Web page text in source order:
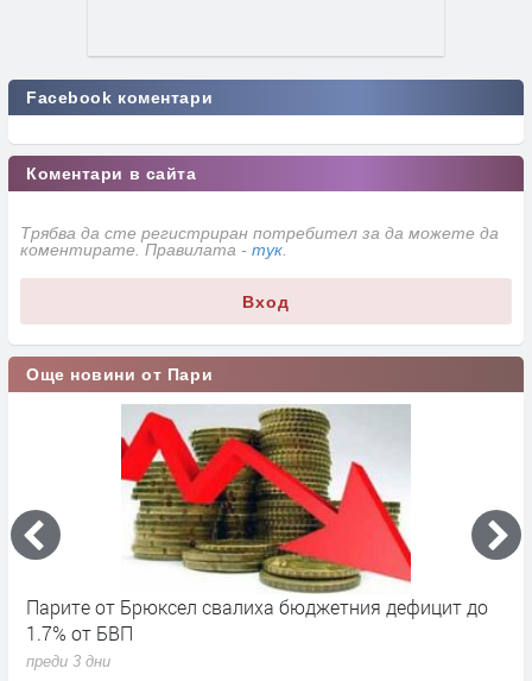
Facebook коментари
Коментари в сайта
Трябва да сте регистриран потребител за да можете да
коментирате. Правилата - тук
Вход
Още новини от Пари
Парите от Брюксел свалиха бюджетния дефицит до
1.7% от БВП
преди 3 дни